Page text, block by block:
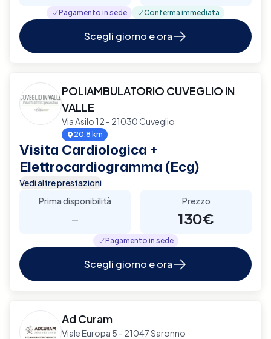
Pagamento in sede Conferma immediata
Scegli giorno e ora
POLIAMBULATORIO CUVEGLIO IN
VALLE
Via Asilo 12 - 21030 Cuveglio
20.8 km
Visita Cardiologica +
Elettrocardiogramma (Ecg)
Vedi altre prestazioni
Prima disponibilità
-
Prezzo
130€
Pagamento in sede
Scegli giorno e ora
Ad Curam
Viale Europa 5 - 21047 Saronno